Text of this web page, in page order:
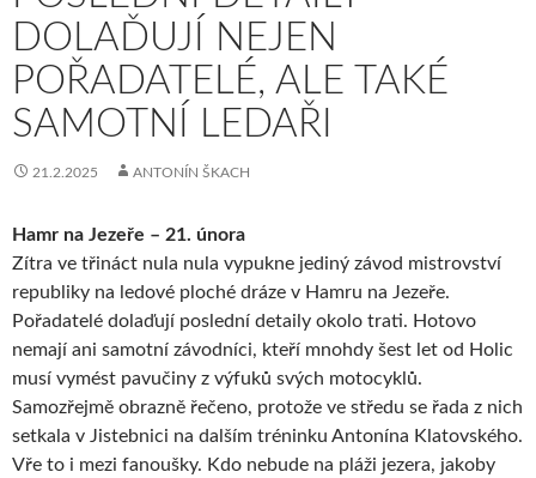
DOLAĎUJÍ NEJEN
POŘADATELÉ, ALE TAKÉ
SAMOTNÍ LEDAŘI
21.2.2025 ANTONÍN ŠKACH
Hamr na Jezeře – 21. února
Zítra ve třináct nula nula vypukne jediný závod mistrovství
republiky na ledové ploché dráze v Hamru na Jezeře.
Pořadatelé dolaďují poslední detaily okolo trati. Hotovo
nemají ani samotní závodníci, kteří mnohdy šest let od Holic
musí vymést pavučiny z výfuků svých motocyklů.
Samozřejmě obrazně řečeno, protože ve středu se řada z nich
setkala v Jistebnici na dalším tréninku Antonína Klatovského.
Vře to i mezi fanoušky. Kdo nebude na pláži jezera, jakoby